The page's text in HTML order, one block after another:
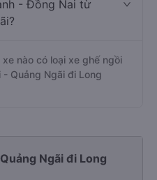
- Đồng Nai từ
nào có loại xe ghế ngồi
Quảng Ngãi đi Long
Ngãi đi Long